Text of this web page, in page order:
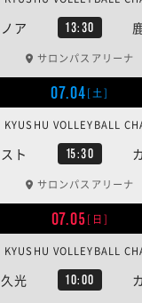
ア 13:30
サロンパスアリーナ
07.04[土]
ト 15:30
VOLLEYBALL
サロンパスアリーナ
07.05[日]
光 10:00
VOLLEYBALL